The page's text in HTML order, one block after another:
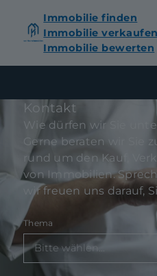
Immobilie finden
Immobilie verkaufen
Immobilie bewerten
Kontakt
Wie dürfen wir Sie
Gerne beraten wir Sie
rund um den Kauf,
von Immobilien.
wir freuen uns darauf,
Thema